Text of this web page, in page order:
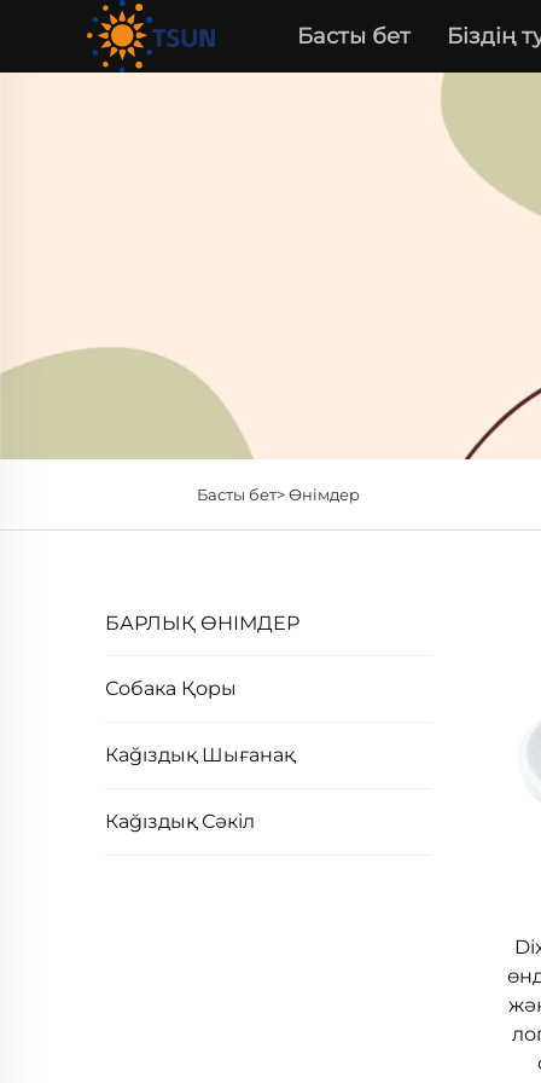
Басты бет Біздің
Басты бет>Өнімдер
БАРЛЫҚ ӨНІМДЕР
Собака Қоры
Кağıздық Шығанақ
Кağıздық Сәкіл